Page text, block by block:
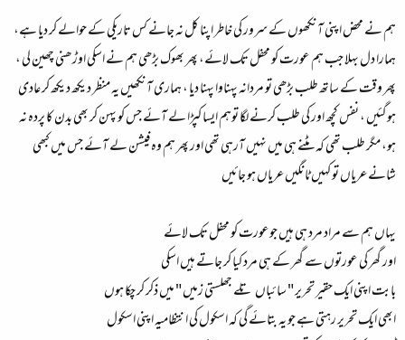
ہم نے محض اپنی آنکھوں کے سرور کی خاطر اپنا کل نہ جانے کس تاریکی کے حوالے کر دیا ہے،
ہمارا دل بہلا جب ہم عورت کو محفل تک لائے، پھر بھوک بڑھی ہم نے اسکی اوڑھنی چھین لی ،
پھر وقت کے ساتھ طلب بڑھی تو مردانہ پہناوا پہنا دیا ، ہماری آنکھیں یہ منظر دیکھ دیکھ کر عادی
ہوگئیں ، نفس کچھ اور کی طلب کرنے لگا توہم ایسا کپڑا لے آئے جس کو پہن کر بھی بدن کا پردہ نہ
ہو، مگر طلب تھی کہ مٹنے ہی میں نہیں آرہی تھی اور پھر ہم وہ فیشن لے آئے جس میں کبھی
شانے عریاں تو کہیں ٹانگیں عریاں ہو جائیں
یہاں ہم سے مراد مرد ہی ہیں جوعورت کو محفل تک لائے
اور گھر کی عورتوں سے گھر کے ہی مرد کیا کر جاتے ہیں اسکی
بابت اپنی ایک حقیر تحریر " سائباں تلے جھلستی زمیں " میں ذکر کر چکا ہوں
ابھی ایک تحریر رہتی ہے جو یہ بتائے گی کہ اسکول کی انتظامیہ اپنی اسکول